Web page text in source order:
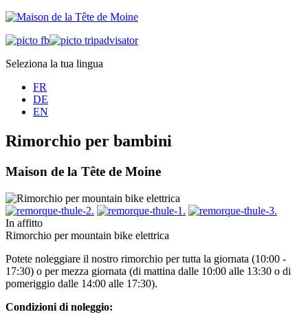
Seleziona la tua lingua
FR
DE
EN
Rimorchio per bambini
Maison de la Tête de Moine
In affitto
Rimorchio per mountain bike elettrica
Potete noleggiare il nostro rimorchio per tutta la giornata (10:00 -
17:30) o per mezza giornata (di mattina dalle 10:00 alle 13:30 o di
pomeriggio dalle 14:00 alle 17:30).
Condizioni di noleggio: